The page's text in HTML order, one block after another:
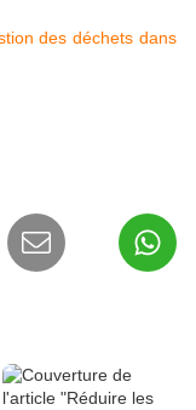
des déchets dans